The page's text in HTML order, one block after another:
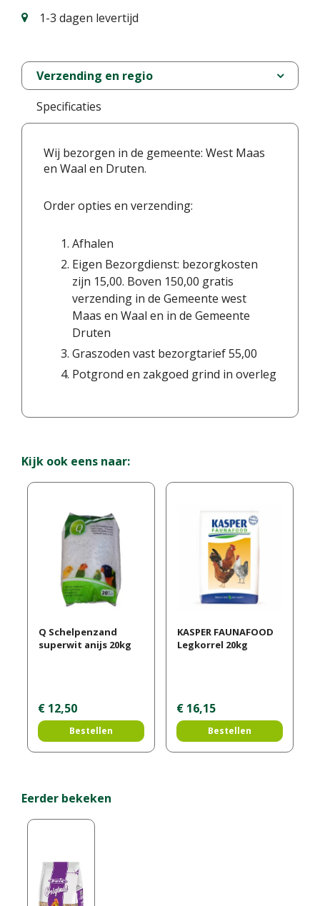
1-3 dagen levertijd
Verzending en regio
Specificaties
Wij bezorgen in de gemeente: West Maas
en Waal en Druten.
Order opties en verzending:
Afhalen
Eigen Bezorgdienst: bezorgkosten
zijn 15,00. Boven 150,00 gratis
verzending in de Gemeente west
Maas en Waal en in de Gemeente
Druten
Graszoden vast bezorgtarief 55,00
Potgrond en zakgoed grind in overleg
Kijk ook eens naar:
Q Schelpenzand
superwit anijs 20kg
€ 12,50
Bestellen
KASPER FAUNAFOOD
Legkorrel 20kg
€ 16,15
Bestellen
Eerder bekeken